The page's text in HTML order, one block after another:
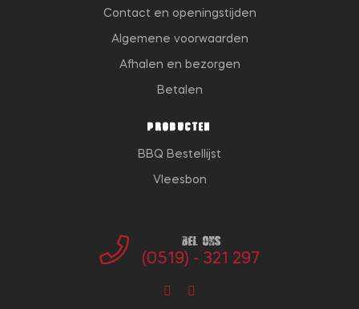
Contact en openingstijden
Algemene voorwaarden
Afhalen en bezorgen
Betalen
PRODUCTEN
BBQ Bestellijst
Vleesbon
Bel ons
(0519) - 321 297